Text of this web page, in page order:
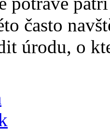
často
úrodu, o